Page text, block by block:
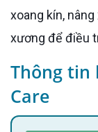
xoang kín,
xương để điều
Thông tin
Care